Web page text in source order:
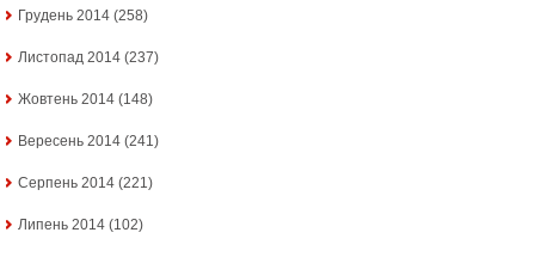
Грудень 2014 (258)
Листопад 2014 (237)
Жовтень 2014 (148)
Вересень 2014 (241)
Серпень 2014 (221)
Липень 2014 (102)